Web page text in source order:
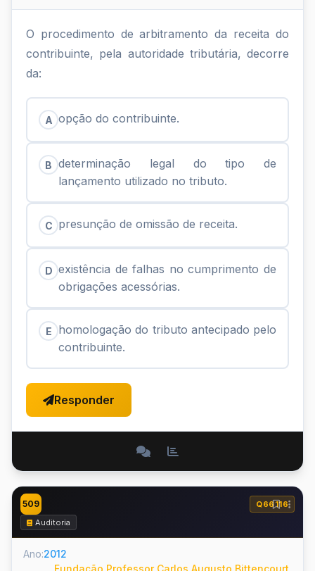
O procedimento de arbitramento da receita do
contribuinte, pela autoridade tributária, decorre
da:
A opção do contribuinte.
B determinação legal do tipo de
lançamento utilizado no tributo.
C presunção de omissão de receita.
D existência de falhas no cumprimento de
obrigações acessórias.
E
homologação do tributo antecipado pelo
contribuinte.
Responder
509
Q66116
Auditoria
Ano:2012
Fundação Professor Carlos Augusto Bittencourt